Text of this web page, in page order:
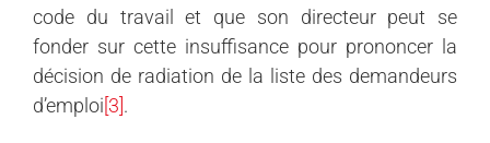
code du travail et que son directeur peut se
fonder sur cette insuffisance pour prononcer la
décision de radiation de la liste des demandeurs
d’emploi [3] .